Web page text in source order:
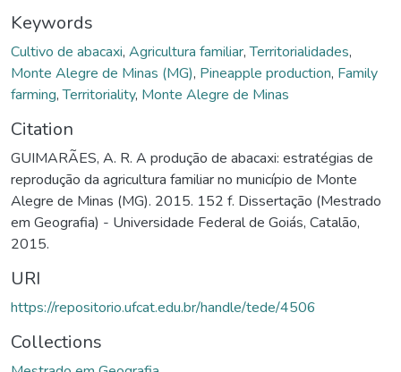
Keywords
Cultivo de abacaxi, Agricultura familiar,Territorialidades,
Monte Alegre de Minas (MG), Pineapple production, Family
farming,Territoriality, Monte Alegre de Minas
Citation
GUIMARÃES, A. R. A produção de abacaxi: estratégias de
reprodução da agricultura familiar no município de Monte
Alegre de Minas (MG). 2015. 152 f. Dissertação (Mestrado
em Geografia) - Universidade Federal de Goiás, Catalão,
2015.
URI
https://repositorio.ufcat.edu.br/handle/tede/4506
Collections